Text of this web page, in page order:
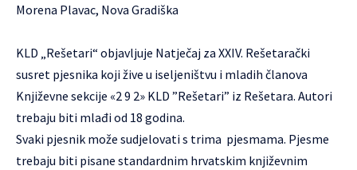
Morena Plavac, Nova Gradiška
KLD „Rešetari“ objavljuje Natječaj za XXIV. Rešetarački
susret pjesnika koji žive u iseljeništvu i mladih članova
Književne sekcije «2 9 2» KLD ”Rešetari” iz Rešetara. Autori
trebaju biti mlađi od 18 godina.
Svaki pjesnik može sudjelovati s trima pjesmama. Pjesme
trebaju biti pisane standardnim hrvatskim književnim